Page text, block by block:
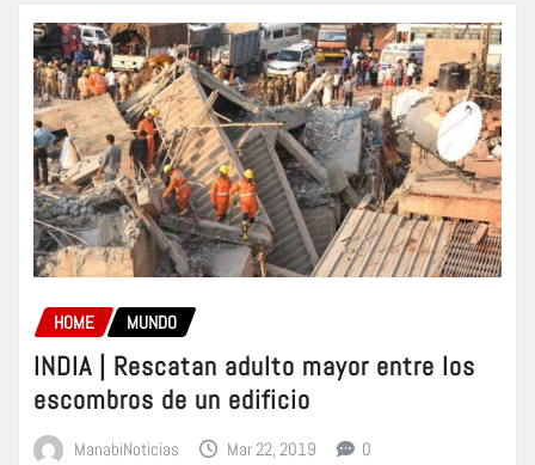
HOME MUNDO
INDIA | Rescatan adulto mayor entre los
escombros de un edificio
ManabiNoticias Mar 22, 2019 0